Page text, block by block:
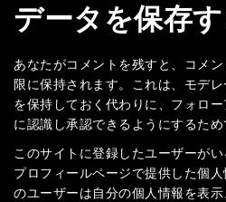
データを保存
あなたがコメントを残すと、コメ
限に保持されます。これは、モデ
を保持しておく代わりに、フォロ
に認識し承認できるようにするため
このサイトに登録したユーザーが
プロフィールページで提供した個
のユーザーは自分の個人情報を表